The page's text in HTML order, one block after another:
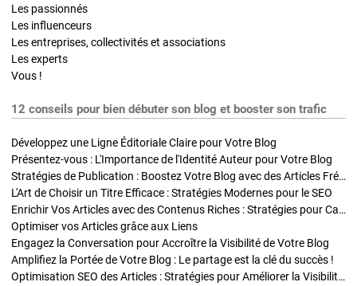
Les passionnés
Les influenceurs
Les entreprises, collectivités et associations
Les experts
Vous !
12 conseils pour bien débuter son blog et booster son trafic
Développez une Ligne Éditoriale Claire pour Votre Blog
Présentez-vous : L'Importance de l'Identité Auteur pour Votre Blog
Stratégies de Publication : Boostez Votre Blog avec des Articles Fréquents et Exclusifs
L'Art de Choisir un Titre Efficace : Stratégies Modernes pour le SEO
Enrichir Vos Articles avec des Contenus Riches : Stratégies pour Captiver et Optimiser
Optimiser vos Articles grâce aux Liens
Engagez la Conversation pour Accroître la Visibilité de Votre Blog
Amplifiez la Portée de Votre Blog : Le partage est la clé du succès !
Optimisation SEO des Articles : Stratégies pour Améliorer la Visibilité de Votre Blog